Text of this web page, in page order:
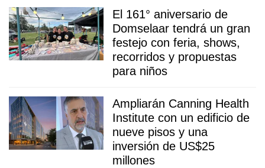
El 161° aniversario de
Domselaar tendrá un gran
festejo con feria, shows,
recorridos y propuestas
para niños
Ampliarán Canning Health
Institute con un edificio de
nueve pisos y una
inversión de US$25
millones